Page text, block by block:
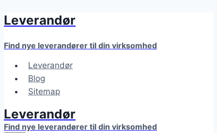
Fortsæt
indhold
Leverandør
Find nye leverandører til din virksomhed
Leverandør
Blog
Sitemap
Leverandør
Find nye leverandører til din virksomhed